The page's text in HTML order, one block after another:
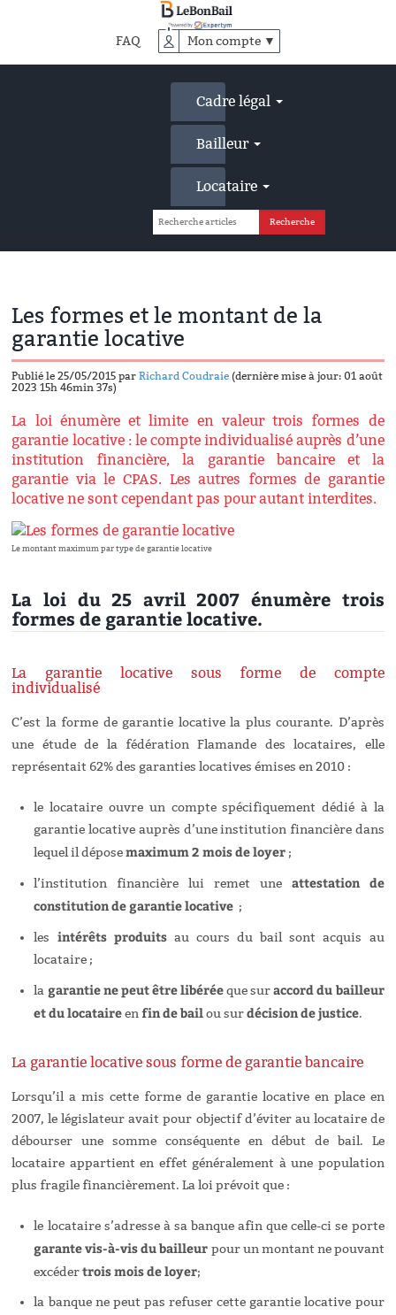
FAQ Mon compte ▼
Cadre légal
Bailleur
Locataire
Les formes et le montant de la
garantie locative
Publié le 25/05/2015 parRichard Coudraie (dernière mise à jour: 01 août
2023 15h 46min 37s)
La loi énumère et limite en valeur trois formes de
garantie locative : le compte individualisé auprès d’une
institution financière, la garantie bancaire et la
garantie via le CPAS. Les autres formes de garantie
locative ne sont cependant pas pour autant interdites.
Le montant maximum par type de garantie locative
La loi du 25 avril 2007 énumère trois
formes de garantie locative.
La garantie locative sous forme de compte
individualisé
C’est la forme de garantie locative la plus courante. D’après
une étude de la fédération Flamande des locataires, elle
représentait 62% des garanties locatives émises en 2010 :
le locataire ouvre un compte spécifiquement dédié à la
garantie locative auprès d’une institution financière dans
lequel il déposemaximum 2 mois de loyer ;
l’institution financière lui remet une attestation de
constitution de garantie locative ;
les intérêts produitsau cours du bail sont acquis au
locataire ;
la garantie ne peut être libéréeque suraccord du bailleur
et du locataireenfin de bailou surdécision de justice.
La garantie locative sous forme de garantie bancaire
Lorsqu’il a mis cette forme de garantie locative en place en
2007, le législateur avait pour objectif d’éviter au locataire de
débourser une somme conséquente en début de bail. Le
locataire appartient en effet généralement à une population
plus fragile financièrement. La loi prévoit que :
le locataire s’adresse à sa banque afin que celle-ci se porte
garante vis-à-vis du bailleur pour un montant ne pouvant
excédertrois mois de loyer;
la banque ne peut pas refuser cette garantie locative pour